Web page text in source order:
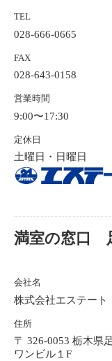
TEL
028-666-0665
FAX
028-643-0158
営業時間
9:00〜17:30
定休日
土曜日・日曜日
満室の窓口
会社名
株式会社エステート
住所
〒 326-0053 栃木県
ワンビル１F